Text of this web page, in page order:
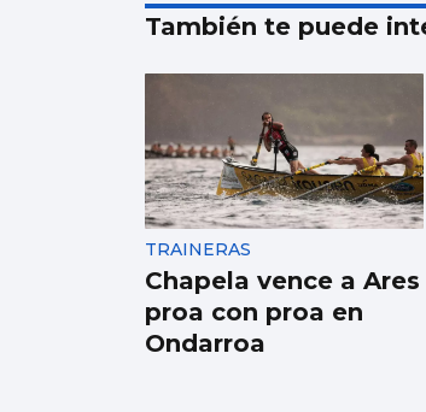
También te puede
TRAINERAS
Chapela vence a Ares
proa con proa en
Ondarroa